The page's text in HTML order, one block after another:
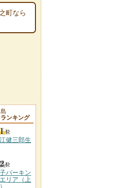
町なら
ンキング
健三郎生
パーキン
リア（上